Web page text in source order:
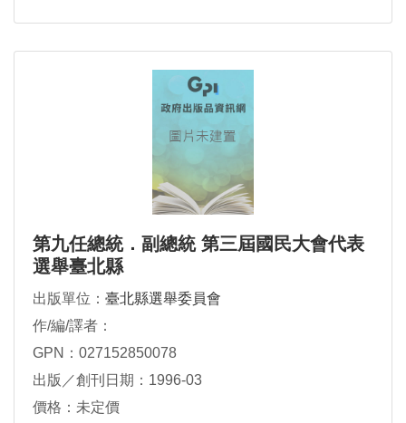
第九任總統．副總統 第三屆國民大會代表
選舉臺北縣
出版單位： 臺北縣選舉委員會
作/編/譯者：
GPN：027152850078
出版／創刊日期：1996-03
價格：未定價